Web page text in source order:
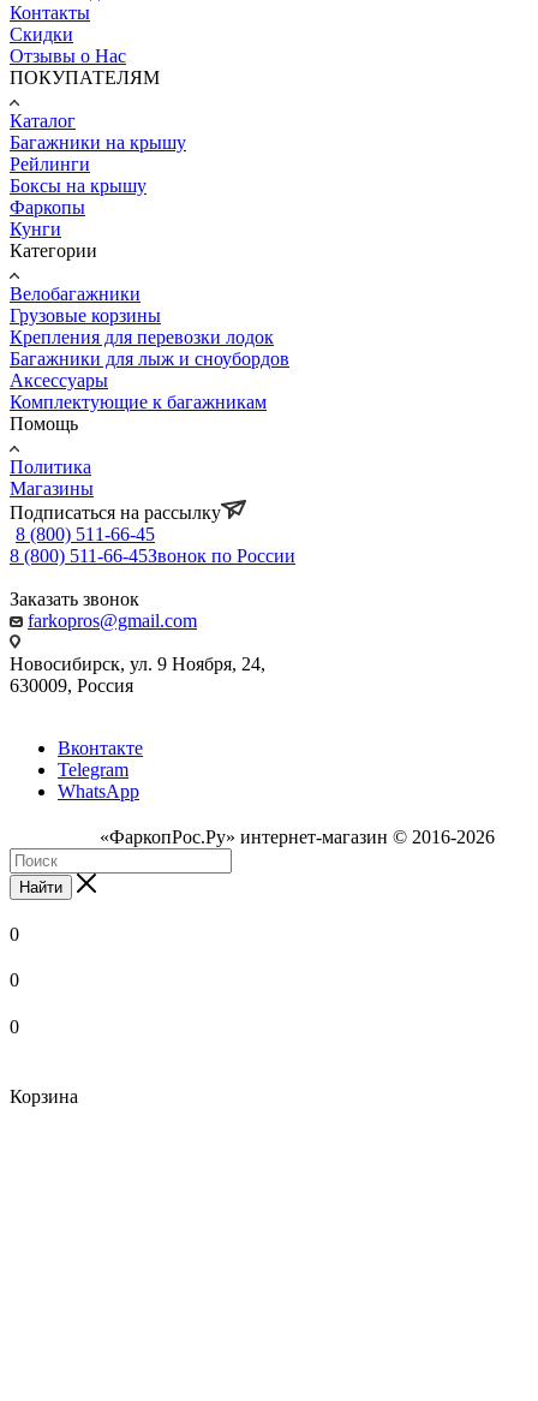
Контакты
Скидки
Отзывы о Нас
ПОКУПАТЕЛЯМ
Каталог
Багажники на крышу
Рейлинги
Боксы на крышу
Фаркопы
Кунги
Категории
Велобагажники
Грузовые корзины
Крепления для перевозки лодок
Багажники для лыж и сноубордов
Аксессуары
Комплектующие к багажникам
Помощь
Политика
Магазины
Подписаться на рассылку
8 (800) 511-66-45
8 (800) 511-66-45Звонок по России
Заказать звонок
farkopros@gmail.com
Новосибирск, ул. 9 Ноября, 24,
630009, Россия
Вконтакте
Telegram
WhatsApp
«ФаркопРос.Ру» интернет-магазин © 2016-2026
Найти
0
0
0
Корзина